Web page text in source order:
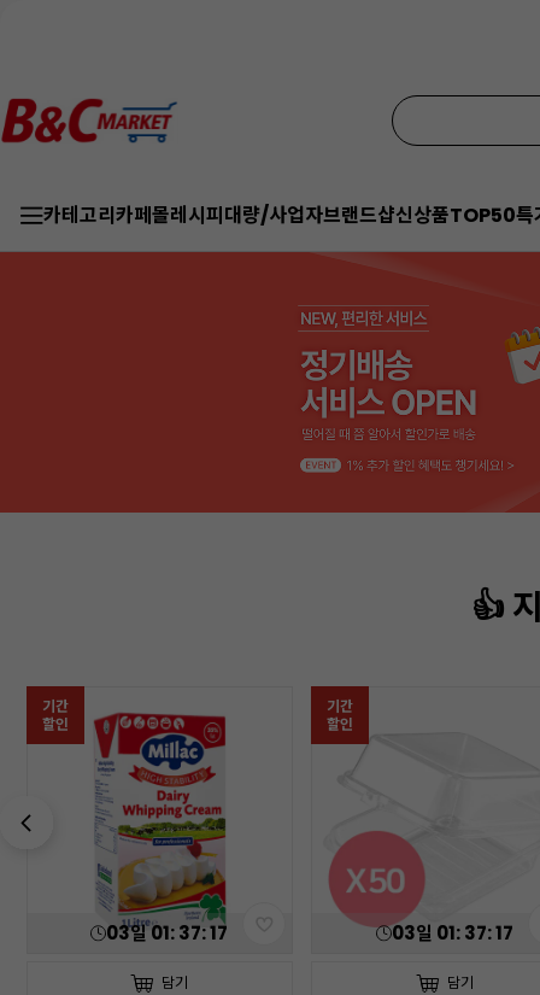
카테고리카페몰레시피대량/사업자브랜드샵신상품TOP50특
👍
기간
할인
03일01:37:14
담기
기간
할인
03일 01:37:14
담기